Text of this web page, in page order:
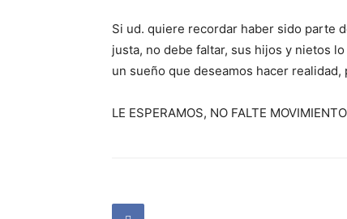
Si ud. quiere recordar haber sido parte
justa, no debe faltar, sus hijos y nietos
un sueño que deseamos hacer
LE ESPERAMOS, NO FALTE